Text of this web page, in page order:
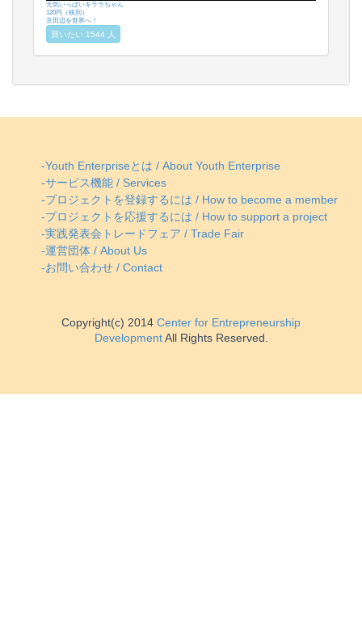
元気いっぱいキララちゃん
120円（税別）
京田辺を世界へ！
買いたい 1544 人
-Youth Enterpriseとは / About Youth Enterprise
-サービス機能 / Services
-プロジェクトを登録するには / How to become a member
-プロジェクトを応援するには / How to support a project
-実践発表会トレードフェア / Trade Fair
-運営団体 / About Us
-お問い合わせ / Contact
Copyright(c) 2014 Center for Entrepreneurship
DevelopmentAll Rights Reserved.